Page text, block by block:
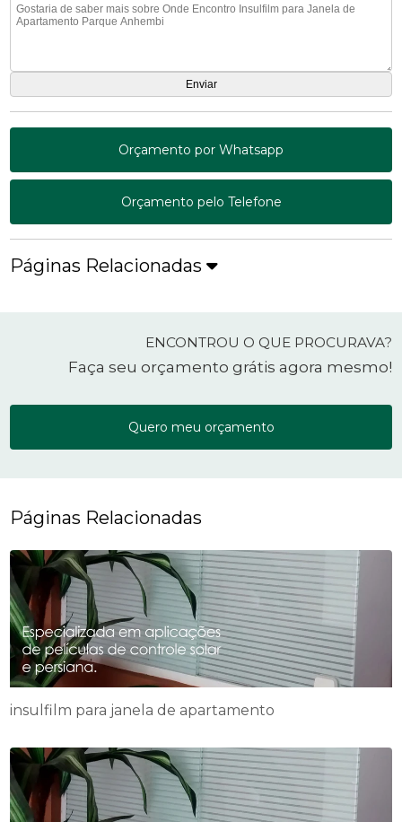
Orçamento por Whatsapp
Orçamento pelo Telefone
Páginas Relacionadas
ENCONTROU O QUE PROCURAVA?
Faça seu orçamento grátis agora mesmo!
Quero meu orçamento
Páginas Relacionadas
insulfilm para janela de apartamento